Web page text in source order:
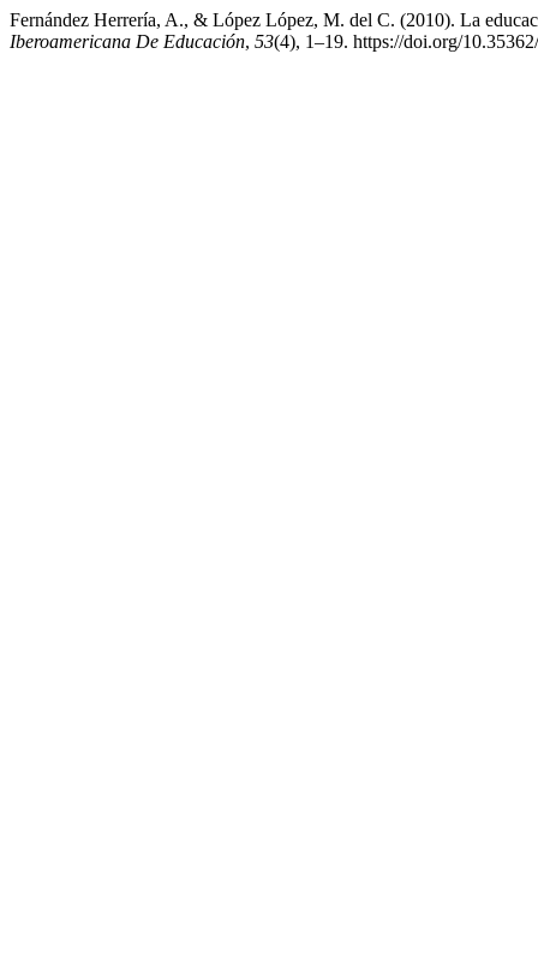
Fernández Herrería, A., & López López, M. del C. (2010). La
Iberoamericana De Educación, 53(4), 1–19. https://doi.org/